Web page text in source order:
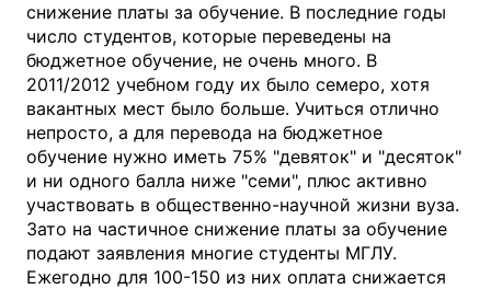
снижение платы за обучение. В последние годы
число студентов, которые переведены на
бюджетное обучение, не очень много. В
2011/2012 учебном году их было семеро, хотя
вакантных мест было больше. Учиться отлично
непросто, а для перевода на бюджетное
обучение нужно иметь 75% "девяток" и "десяток"
и ни одного балла ниже "семи", плюс активно
участвовать в общественно-научной жизни вуза.
Зато на частичное снижение платы за обучение
подают заявления многие студенты МГЛУ.
Ежегодно для 100-150 из них оплата снижается